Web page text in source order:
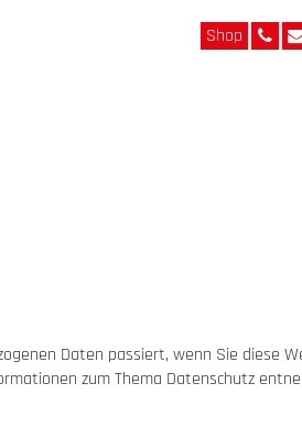
Shop
Daten passiert, wenn Sie diese
zum Thema Datenschutz